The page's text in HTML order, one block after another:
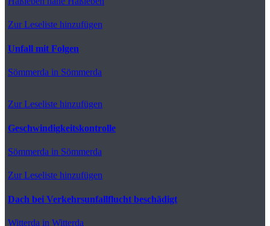
Zur Leseliste hinzufügen
Unfall mit Folgen
Sömmerda in Sömmerda
Zur Leseliste hinzufügen
Geschwindigkeitskontrolle
Sömmerda in Sömmerda
Zur Leseliste hinzufügen
Dach bei Verkehrsunfallflucht beschädigt
Witterda in Witterda